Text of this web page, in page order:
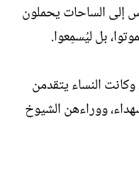
إلى الساحات يحملون
بل ليُسمِعوا.
النساء يتقدمن
ووراءهن الشيوخ